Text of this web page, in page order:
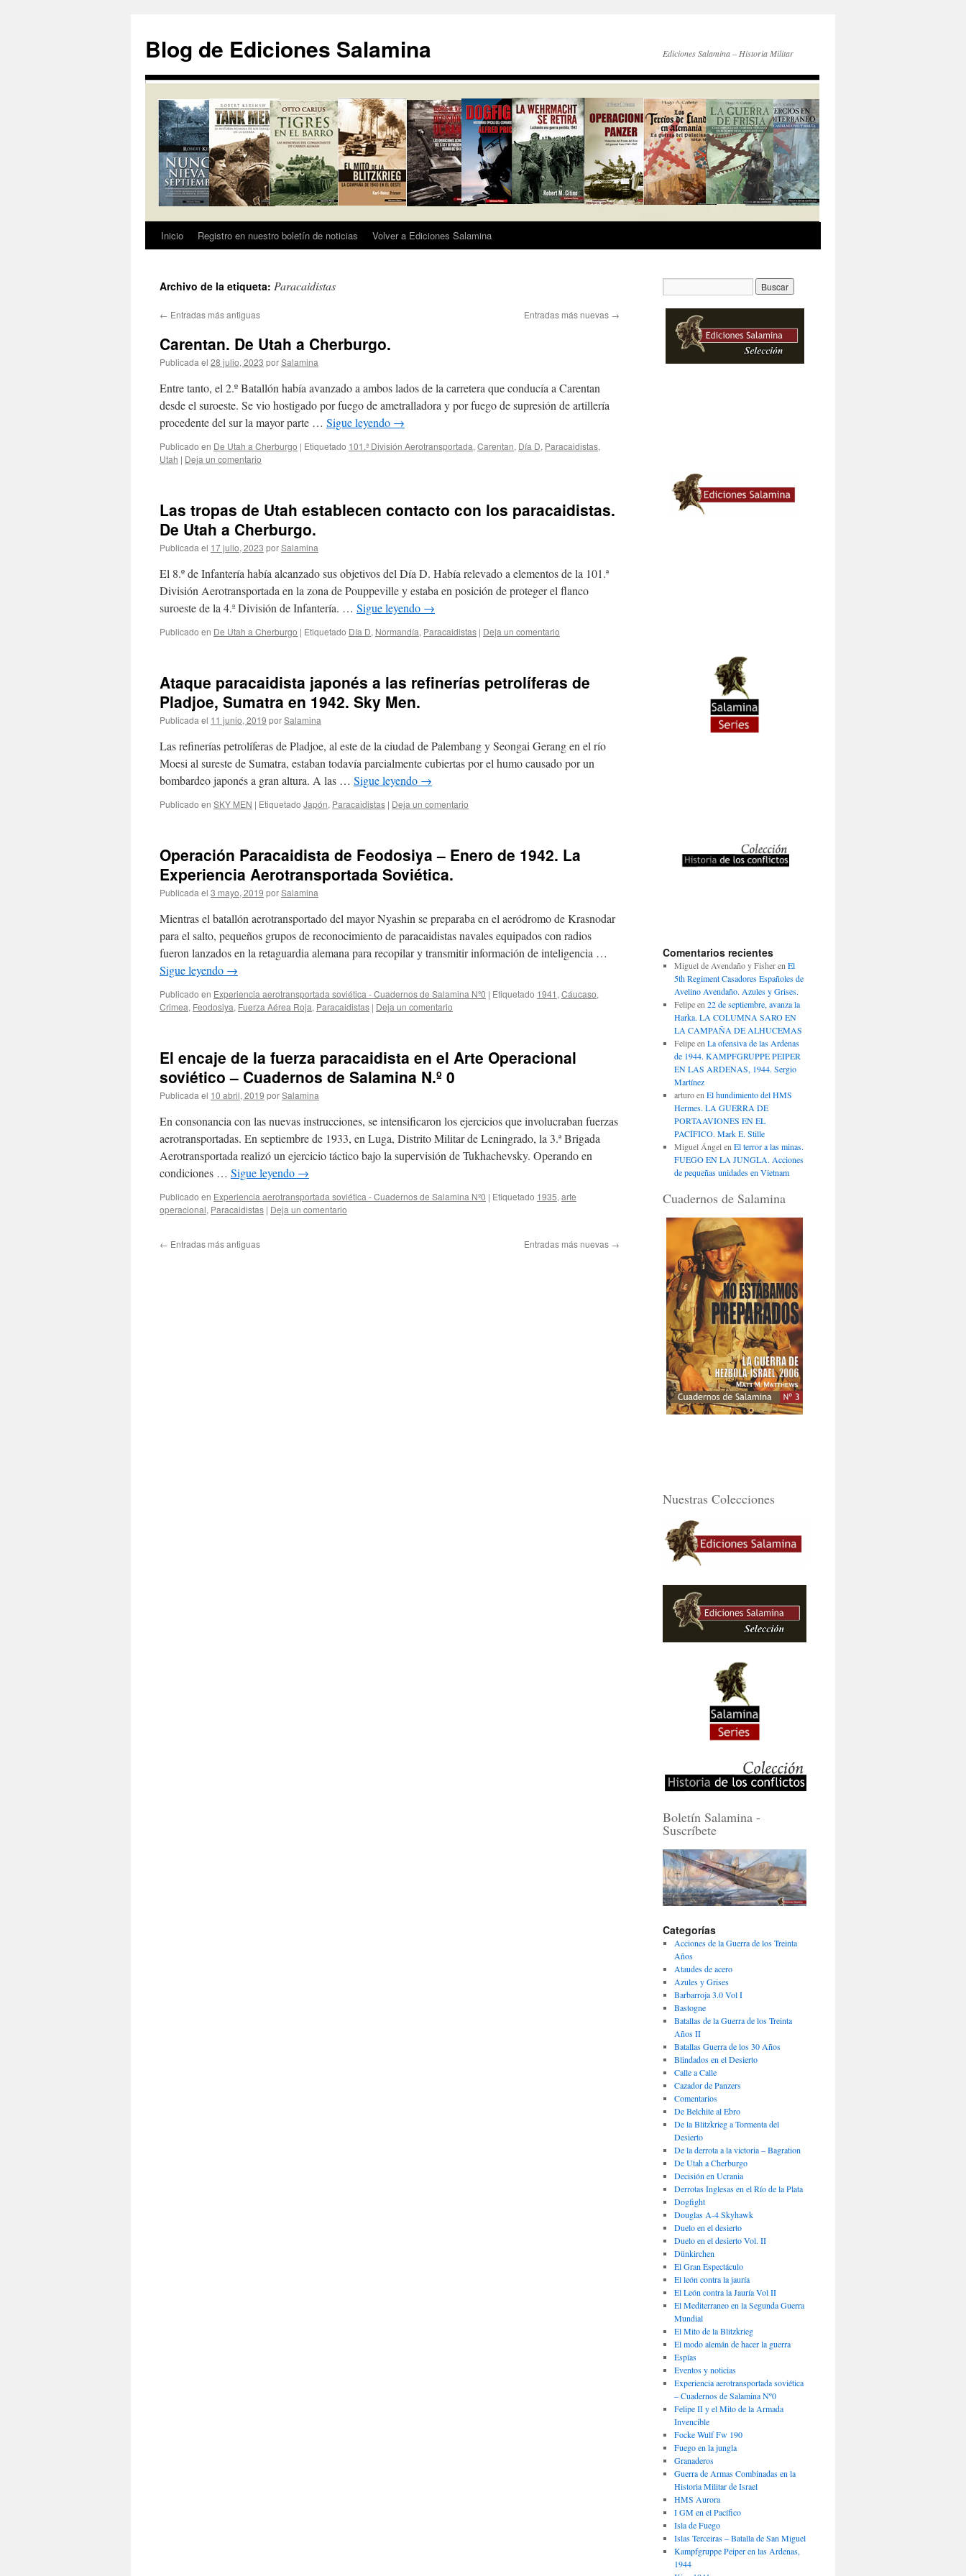
contenido
Blog de Ediciones Salamina Ediciones Salamina – Historia Militar
Inicio Registro en nuestro boletín de noticias Volver a Ediciones Salamina
Archivo de la etiqueta: Paracaidistas
← Entradas más antiguas Entradas más nuevas →
Carentan. De Utah a Cherburgo.
Publicada el 28 julio, 2023 porSalamina
Entre tanto, el 2.º Batallón había avanzado a ambos lados de la carretera que conducía a Carentan
desde el suroeste. Se vio hostigado por fuego de ametralladora y por fuego de supresión de artillería
procedente del sur la mayor parte … Sigue leyendo →
Publicado en De Utah a Cherburgo | Etiquetado 101.ª División Aerotransportada, Carentan, Día D, Paracaidistas,
Utah | Deja un comentario
Las tropas de Utah establecen contacto con los paracaidistas.
De Utah a Cherburgo.
Publicada el 17 julio, 2023 porSalamina
El 8.º de Infantería había alcanzado sus objetivos del Día D. Había relevado a elementos de la 101.ª
División Aerotransportada en la zona de Pouppeville y estaba en posición de proteger el flanco
suroeste de la 4.ª División de Infantería. … Sigue leyendo →
Publicado en De Utah a Cherburgo | Etiquetado Día D, Normandía, Paracaidistas | Deja un comentario
Ataque paracaidista japonés a las refinerías petrolíferas de
Pladjoe, Sumatra en 1942. Sky Men.
Publicada el 11 junio, 2019 porSalamina
Las refinerías petrolíferas de Pladjoe, al este de la ciudad de Palembang y Seongai Gerang en el río
Moesi al sureste de Sumatra, estaban todavía parcialmente cubiertas por el humo causado por un
bombardeo japonés a gran altura. A las … Sigue leyendo →
Publicado en SKY MEN | Etiquetado Japón, Paracaidistas | Deja un comentario
Operación Paracaidista de Feodosiya – Enero de 1942. La
Experiencia Aerotransportada Soviética.
Publicada el 3 mayo, 2019 porSalamina
Mientras el batallón aerotransportado del mayor Nyashin se preparaba en el aeródromo de Krasnodar
para el salto, pequeños grupos de reconocimiento de paracaidistas navales equipados con radios
fueron lanzados en la retaguardia alemana para recopilar y transmitir información de inteligencia …
Sigue leyendo →
Publicado en Experiencia aerotransportada soviética - Cuadernos de Salamina Nº0 | Etiquetado 1941 , Cáucaso,
Crimea, Feodosiya, Fuerza Aérea Roja, Paracaidistas | Deja un comentario
El encaje de la fuerza paracaidista en el Arte Operacional
soviético – Cuadernos de Salamina N.º 0
Publicada el 10 abril, 2019 porSalamina
En consonancia con las nuevas instrucciones, se intensificaron los ejercicios que involucraban fuerzas
aerotransportadas. En septiembre de 1933, en Luga, Distrito Militar de Leningrado, la 3.ª Brigada
Aerotransportada realizó un ejercicio táctico bajo la supervisión de Tukhachevsky. Operando en
condiciones … Sigue leyendo →
Publicado en Experiencia aerotransportada soviética - Cuadernos de Salamina Nº0 | Etiquetado 1935, arte
operacional, Paracaidistas | Deja un comentario
← Entradas más antiguas Entradas más nuevas →
Comentarios recientes
Miguel de Avendaño y Fisheren El
5th Regiment Casadores Españoles de
Avelino Avendaño. Azules y Grises.
Felipeen 22 de septiembre, avanza la
Harka. LA COLUMNA SARO EN
LA CAMPAÑA DE ALHUCEMAS
Felipeen La ofensiva de las Ardenas
de 1944. KAMPFGRUPPE PEIPER
EN LAS ARDENAS, 1944. Sergio
Martínez
arturoen El hundimiento del HMS
Hermes. LA GUERRA DE
PORTAAVIONES EN EL
PACÍFICO. Mark E. Stille
Miguel Ángelen El terror a las minas.
FUEGO EN LA JUNGLA. Acciones
de pequeñas unidades en Vietnam
Cuadernos de Salamina
Nuestras Colecciones
Boletín Salamina -
Suscríbete
Categorías
Acciones de la Guerra de los Treinta
Años
Ataudes de acero
Azules y Grises
Barbarroja 3.0 Vol I
Bastogne
Batallas de la Guerra de los Treinta
Años II
Batallas Guerra de los 30 Años
Blindados en el Desierto
Calle a Calle
Cazador de Panzers
Comentarios
De Belchite al Ebro
De la Blitzkrieg a Tormenta del
Desierto
De la derrota a la victoria – Bagration
De Utah a Cherburgo
Decisión en Ucrania
Derrotas Inglesas en el Río de la Plata
Dogfight
Douglas A-4 Skyhawk
Duelo en el desierto
Duelo en el desierto Vol. II
Dünkirchen
El Gran Espectáculo
El león contra la jauría
El León contra la Jauría Vol II
El Mediterraneo en la Segunda Guerra
Mundial
El Mito de la Blitzkrieg
El modo alemán de hacer la guerra
Espías
Eventos y noticias
Experiencia aerotransportada soviética
– Cuadernos de Salamina Nº0
Felipe II y el Mito de la Armada
Invencible
Focke Wulf Fw 190
Fuego en la jungla
Granaderos
Guerra de Armas Combinadas en la
Historia Militar de Israel
HMS Aurora
I GM en el Pacífico
Isla de Fuego
Islas Terceiras – Batalla de San Miguel
Kampfgruppe Peiper en las Ardenas,
1944